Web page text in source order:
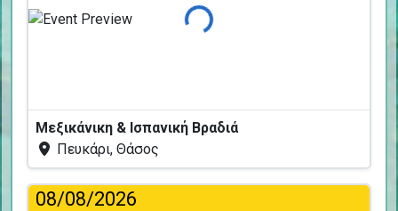
Φόρτωση...
Μεξικάνικη & Ισπανική Βραδιά
Πευκάρι, Θάσος
08/08/2026